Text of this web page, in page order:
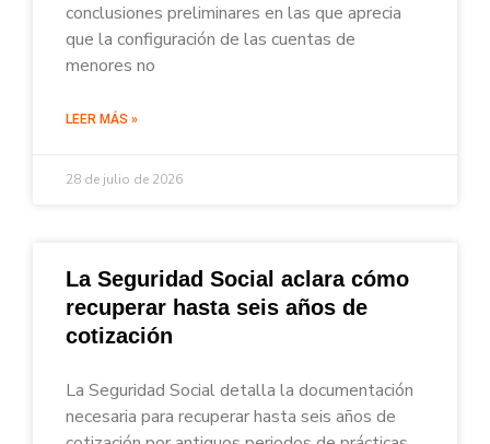
conclusiones preliminares en las que aprecia
que la configuración de las cuentas de
menores no
LEER MÁS »
28 de julio de 2026
La Seguridad Social aclara cómo
recuperar hasta seis años de
cotización
La Seguridad Social detalla la documentación
necesaria para recuperar hasta seis años de